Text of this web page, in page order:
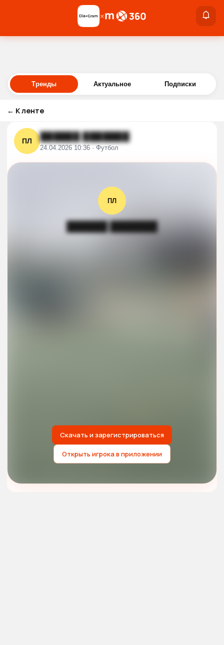
Войти
×
Тренды Актуальное Подписки
← К ленте
ПЛ ██████ ███████
24.04.2026 10:36 · Футбол
ПЛ
██████ ███████
Скачать и зарегистрироваться
Открыть игрока в приложении